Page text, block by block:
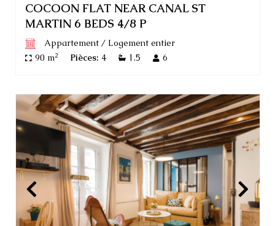
COCOON FLAT NEAR CANAL ST
MARTIN 6 BEDS 4/8 P
Appartement/ Logement entier
90 m2 Pièces: 4 1.5 6